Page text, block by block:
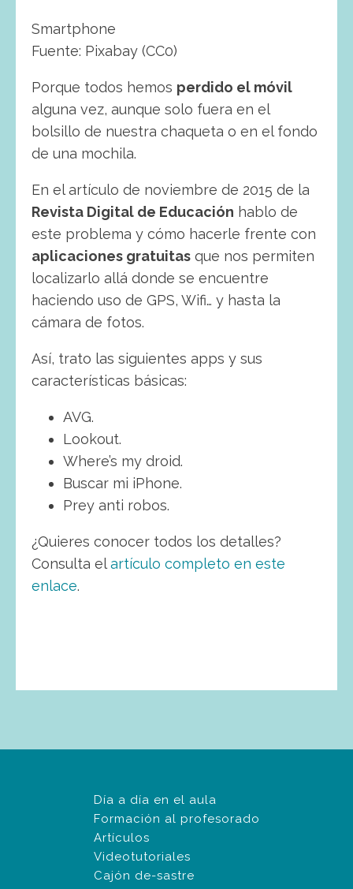
Smartphone
Fuente: Pixabay (CC0)
Porque todos hemos perdido el móvil
alguna vez, aunque solo fuera en el
bolsillo de nuestra chaqueta o en el fondo
de una mochila.
En el artículo de noviembre de 2015 de la
Revista Digital de Educación hablo de
este problema y cómo hacerle frente con
aplicaciones gratuitas que nos permiten
localizarlo allá donde se encuentre
haciendo uso de GPS, Wifi… y hasta la
cámara de fotos.
Así, trato las siguientes apps y sus
características básicas:
AVG.
Lookout.
Where’s my droid.
Buscar mi iPhone.
Prey anti robos.
¿Quieres conocer todos los detalles?
Consulta elartículo completo en este
enlace.
Día a día en el aula
Formación al profesorado
Artículos
Videotutoriales
Cajón de-sastre